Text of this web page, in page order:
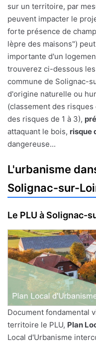
sur un territoire, par
peuvent impacter le
forte présence de
lèpre des maisons")
importante d'un
trouverez ci-dessous
commune de Solignac-
d'origine naturelle ou
(classement des risques
des risques de 1 à 3),
attaquant le bois, risque
dangereuse...
L'urbanisme
Solignac-sur-
Le PLU à Solignac-
Document fondamental
territoire le PLU, Plan
Local d'Urbanisme